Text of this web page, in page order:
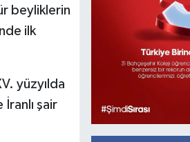
beyliklerin
ilk
yüzyılda
şair